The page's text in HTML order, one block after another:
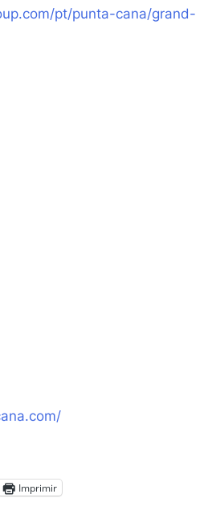
pt/punta-cana/grand-
Imprimir